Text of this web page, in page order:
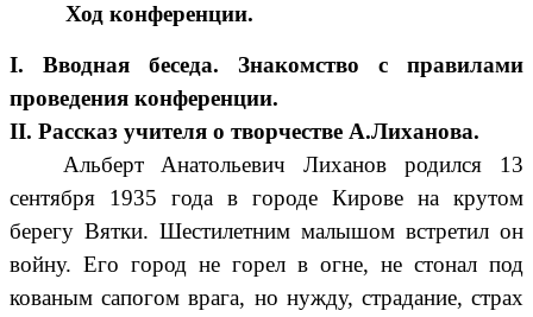
Ход конференции.
I. Вводная беседа. Знакомство с правилами
проведения конференции.
II. Рассказ учителя о творчестве А.Лиханова.
Альберт Анатольевич Лиханов родился 13
сентября 1935 года в городе Кирове на крутом
берегу Вятки. Шестилетним малышом встретил он
войну. Его город не горел в огне, не стонал под
кованым сапогом врага, но нужду, страдание, страх